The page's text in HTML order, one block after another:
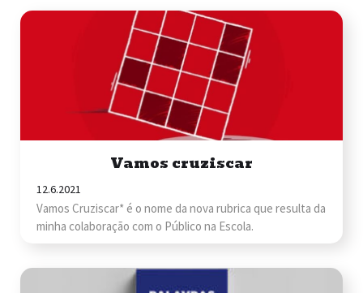
Vamos cruziscar
12.6.2021
Vamos Cruziscar* é o nome da nova rubrica que resulta da
minha colaboração com o Público na Escola.